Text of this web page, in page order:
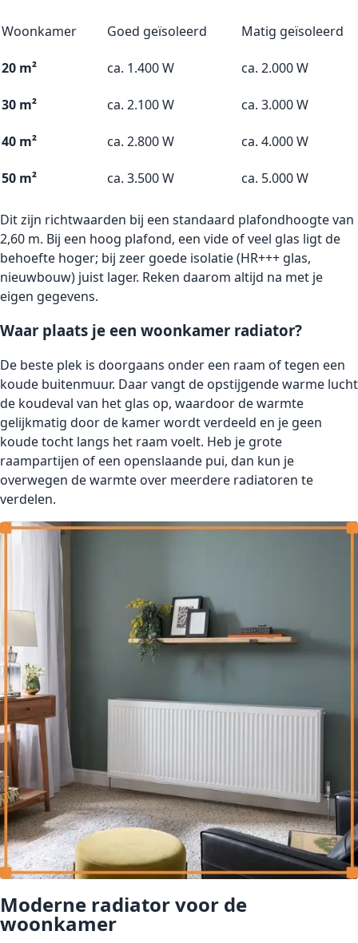
Woonkamer Goed geïsoleerd Matig geïsoleerd
20 m² ca. 1.400 W ca. 2.000 W
30 m² ca. 2.100 W ca. 3.000 W
40 m² ca. 2.800 W ca. 4.000 W
50 m² ca. 3.500 W ca. 5.000 W
Dit zijn richtwaarden bij een standaard plafondhoogte van
2,60 m. Bij een hoog plafond, een vide of veel glas ligt de
behoefte hoger; bij zeer goede isolatie (HR+++ glas,
nieuwbouw) juist lager. Reken daarom altijd na met je
eigen gegevens.
Waar plaats je een woonkamer radiator?
De beste plek is doorgaans onder een raam of tegen een
koude buitenmuur. Daar vangt de opstijgende warme lucht
de koudeval van het glas op, waardoor de warmte
gelijkmatig door de kamer wordt verdeeld en je geen
koude tocht langs het raam voelt. Heb je grote
raampartijen of een openslaande pui, dan kun je
overwegen de warmte over meerdere radiatoren te
verdelen.
Moderne radiator voor de
woonkamer